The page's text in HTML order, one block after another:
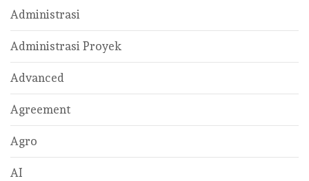
Administrasi
Administrasi Proyek
Advanced
Agreement
Agro
AI